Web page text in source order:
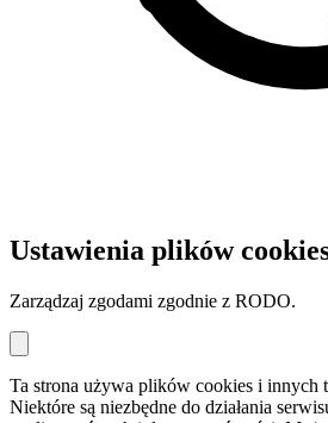
Ustawienia plików
Zarządzaj zgodami zgodnie z RODO.
Ta strona używa plików cookies i innych
Niektóre są niezbędne do działania